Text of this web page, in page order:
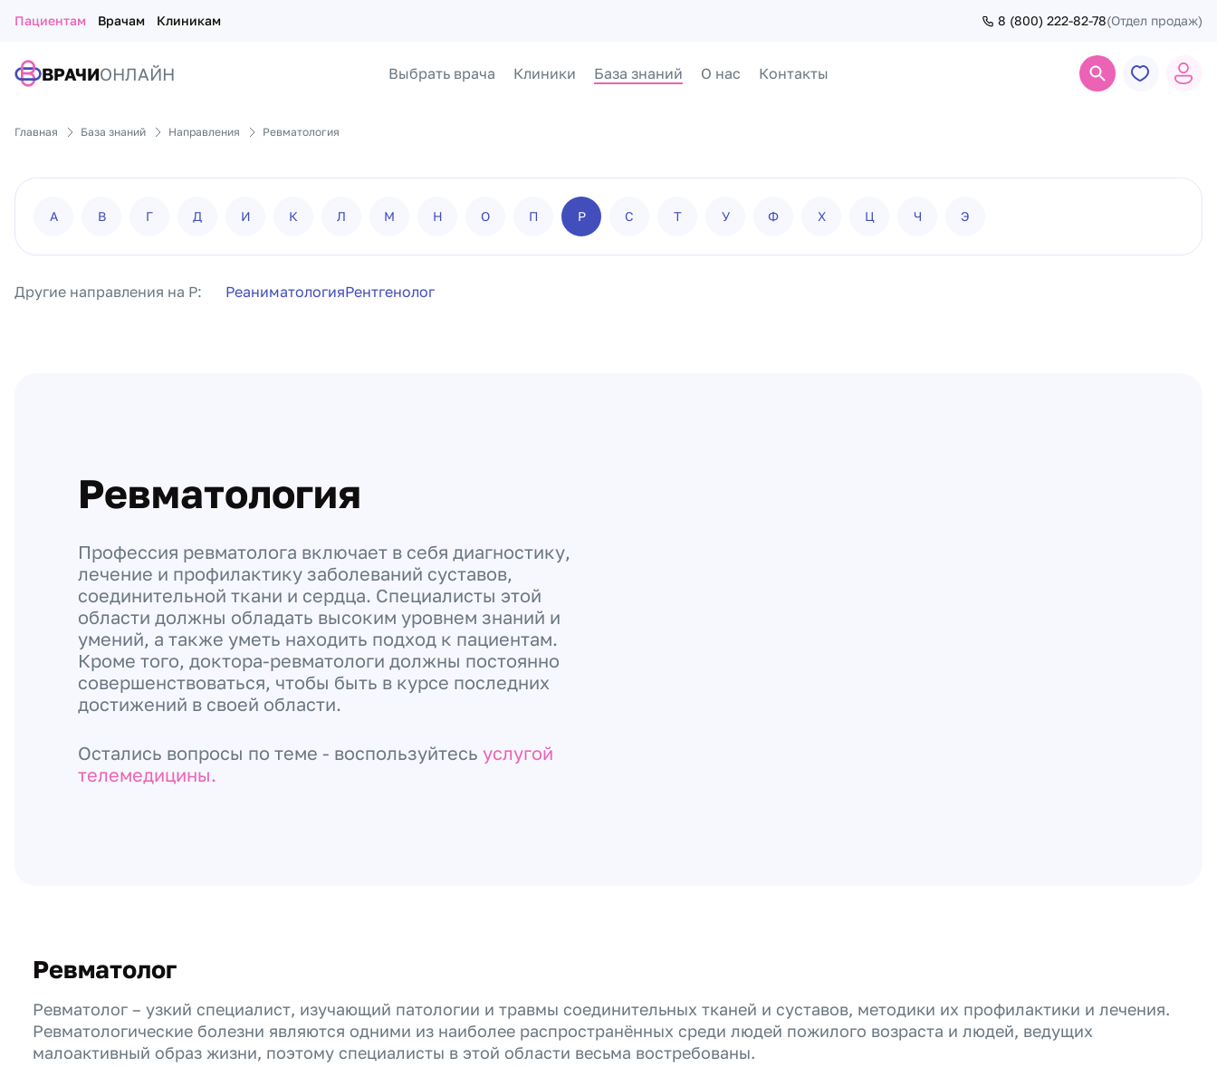
Пациентам Врачам Клиникам 8 (800) 222-82-78(Отдел продаж)
ВРАЧИОНЛАЙН Выбрать врача Клиники База знаний О нас Контакты
Главная База знаний Направления Ревматология
А В Г Д И К Л М Н О П Р С Т У Ф Х Ц Ч Э
Другие направления на Р: РеаниматологияРентгенолог
Ревматология
Профессия ревматолога включает в себя диагностику,
лечение и профилактику заболеваний суставов,
соединительной ткани и сердца. Специалисты этой
области должны обладать высоким уровнем знаний и
умений, а также уметь находить подход к пациентам.
Кроме того, доктора-ревматологи должны постоянно
совершенствоваться, чтобы быть в курсе последних
достижений в своей области.
Остались вопросы по теме - воспользуйтесь услугой
телемедицины.
Ревматолог
Ревматолог – узкий специалист, изучающий патологии и травмы соединительных тканей и суставов, методики их профилактики и лечения.
Ревматологические болезни являются одними из наиболее распространённых среди людей пожилого возраста и людей, ведущих
малоактивный образ жизни, поэтому специалисты в этой области весьма востребованы.